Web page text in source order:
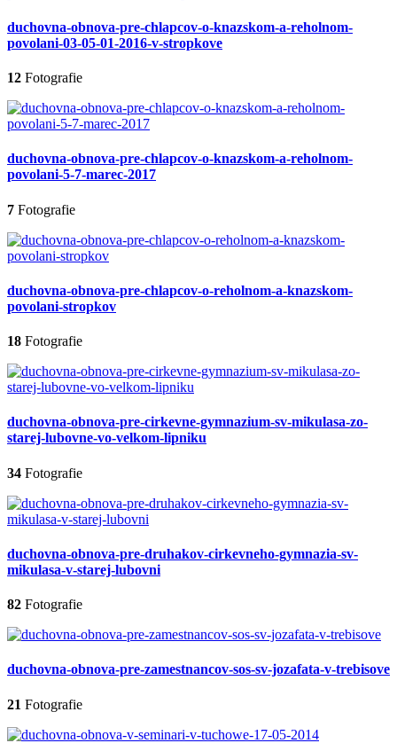
duchovna-obnova-pre-chlapcov-o-knazskom-a-reholnom-
povolani-03-05-01-2016-v-stropkove
12 Fotografie
duchovna-obnova-pre-chlapcov-o-knazskom-a-reholnom-
povolani-5-7-marec-2017
7 Fotografie
duchovna-obnova-pre-chlapcov-o-reholnom-a-knazskom-
povolani-stropkov
18 Fotografie
duchovna-obnova-pre-cirkevne-gymnazium-sv-mikulasa-zo-
starej-lubovne-vo-velkom-lipniku
34 Fotografie
duchovna-obnova-pre-druhakov-cirkevneho-gymnazia-sv-
mikulasa-v-starej-lubovni
82 Fotografie
duchovna-obnova-pre-zamestnancov-sos-sv-jozafata-v-trebisove
21 Fotografie